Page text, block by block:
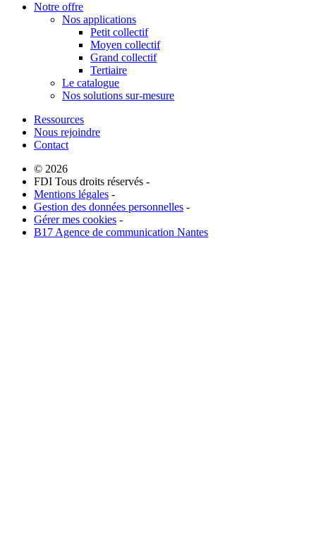
Notre offre
Nos applications
Petit collectif
Moyen collectif
Grand collectif
Tertiaire
Le catalogue
Nos solutions sur-mesure
Ressources
Nous rejoindre
Contact
© 2026
FDI Tous droits réservés -
Mentions légales -
Gestion des données personnelles -
Gérer mes cookies -
B17 Agence de communication Nantes